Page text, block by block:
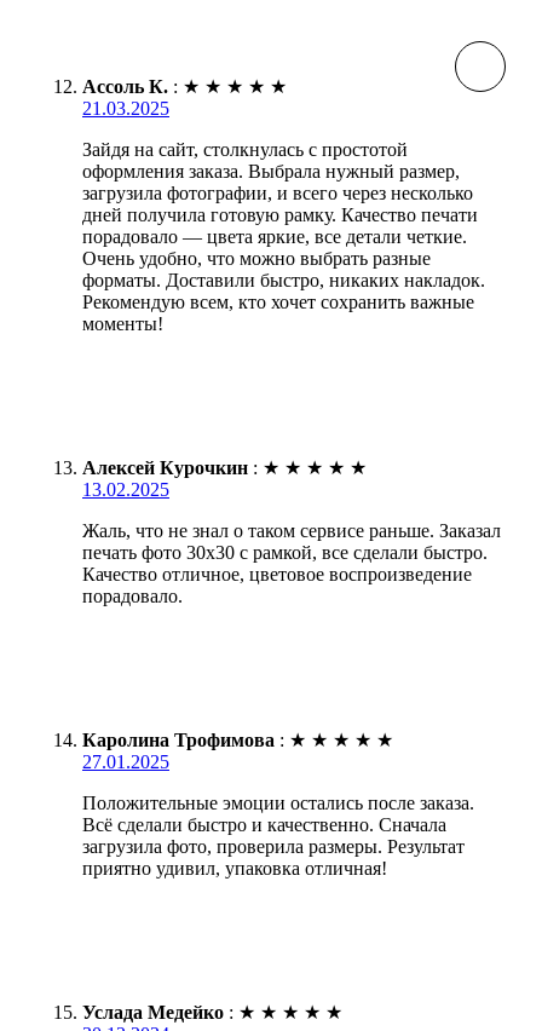
Ассоль К. : ★ ★ ★ ★ ★
21.03.2025
Зайдя на сайт, столкнулась с простотой
оформления заказа. Выбрала нужный размер,
загрузила фотографии, и всего через несколько
дней получила готовую рамку. Качество печати
порадовало — цвета яркие, все детали четкие.
Очень удобно, что можно выбрать разные
форматы. Доставили быстро, никаких накладок.
Рекомендую всем, кто хочет сохранить важные
моменты!
Алексей Курочкин : ★ ★ ★ ★ ★
13.02.2025
Жаль, что не знал о таком сервисе раньше. Заказал
печать фото 30х30 с рамкой, все сделали быстро.
Качество отличное, цветовое воспроизведение
порадовало.
Каролина Трофимова : ★ ★ ★ ★ ★
27.01.2025
Положительные эмоции остались после заказа.
Всё сделали быстро и качественно. Сначала
загрузила фото, проверила размеры. Результат
приятно удивил, упаковка отличная!
Услада Медейко : ★ ★ ★ ★ ★